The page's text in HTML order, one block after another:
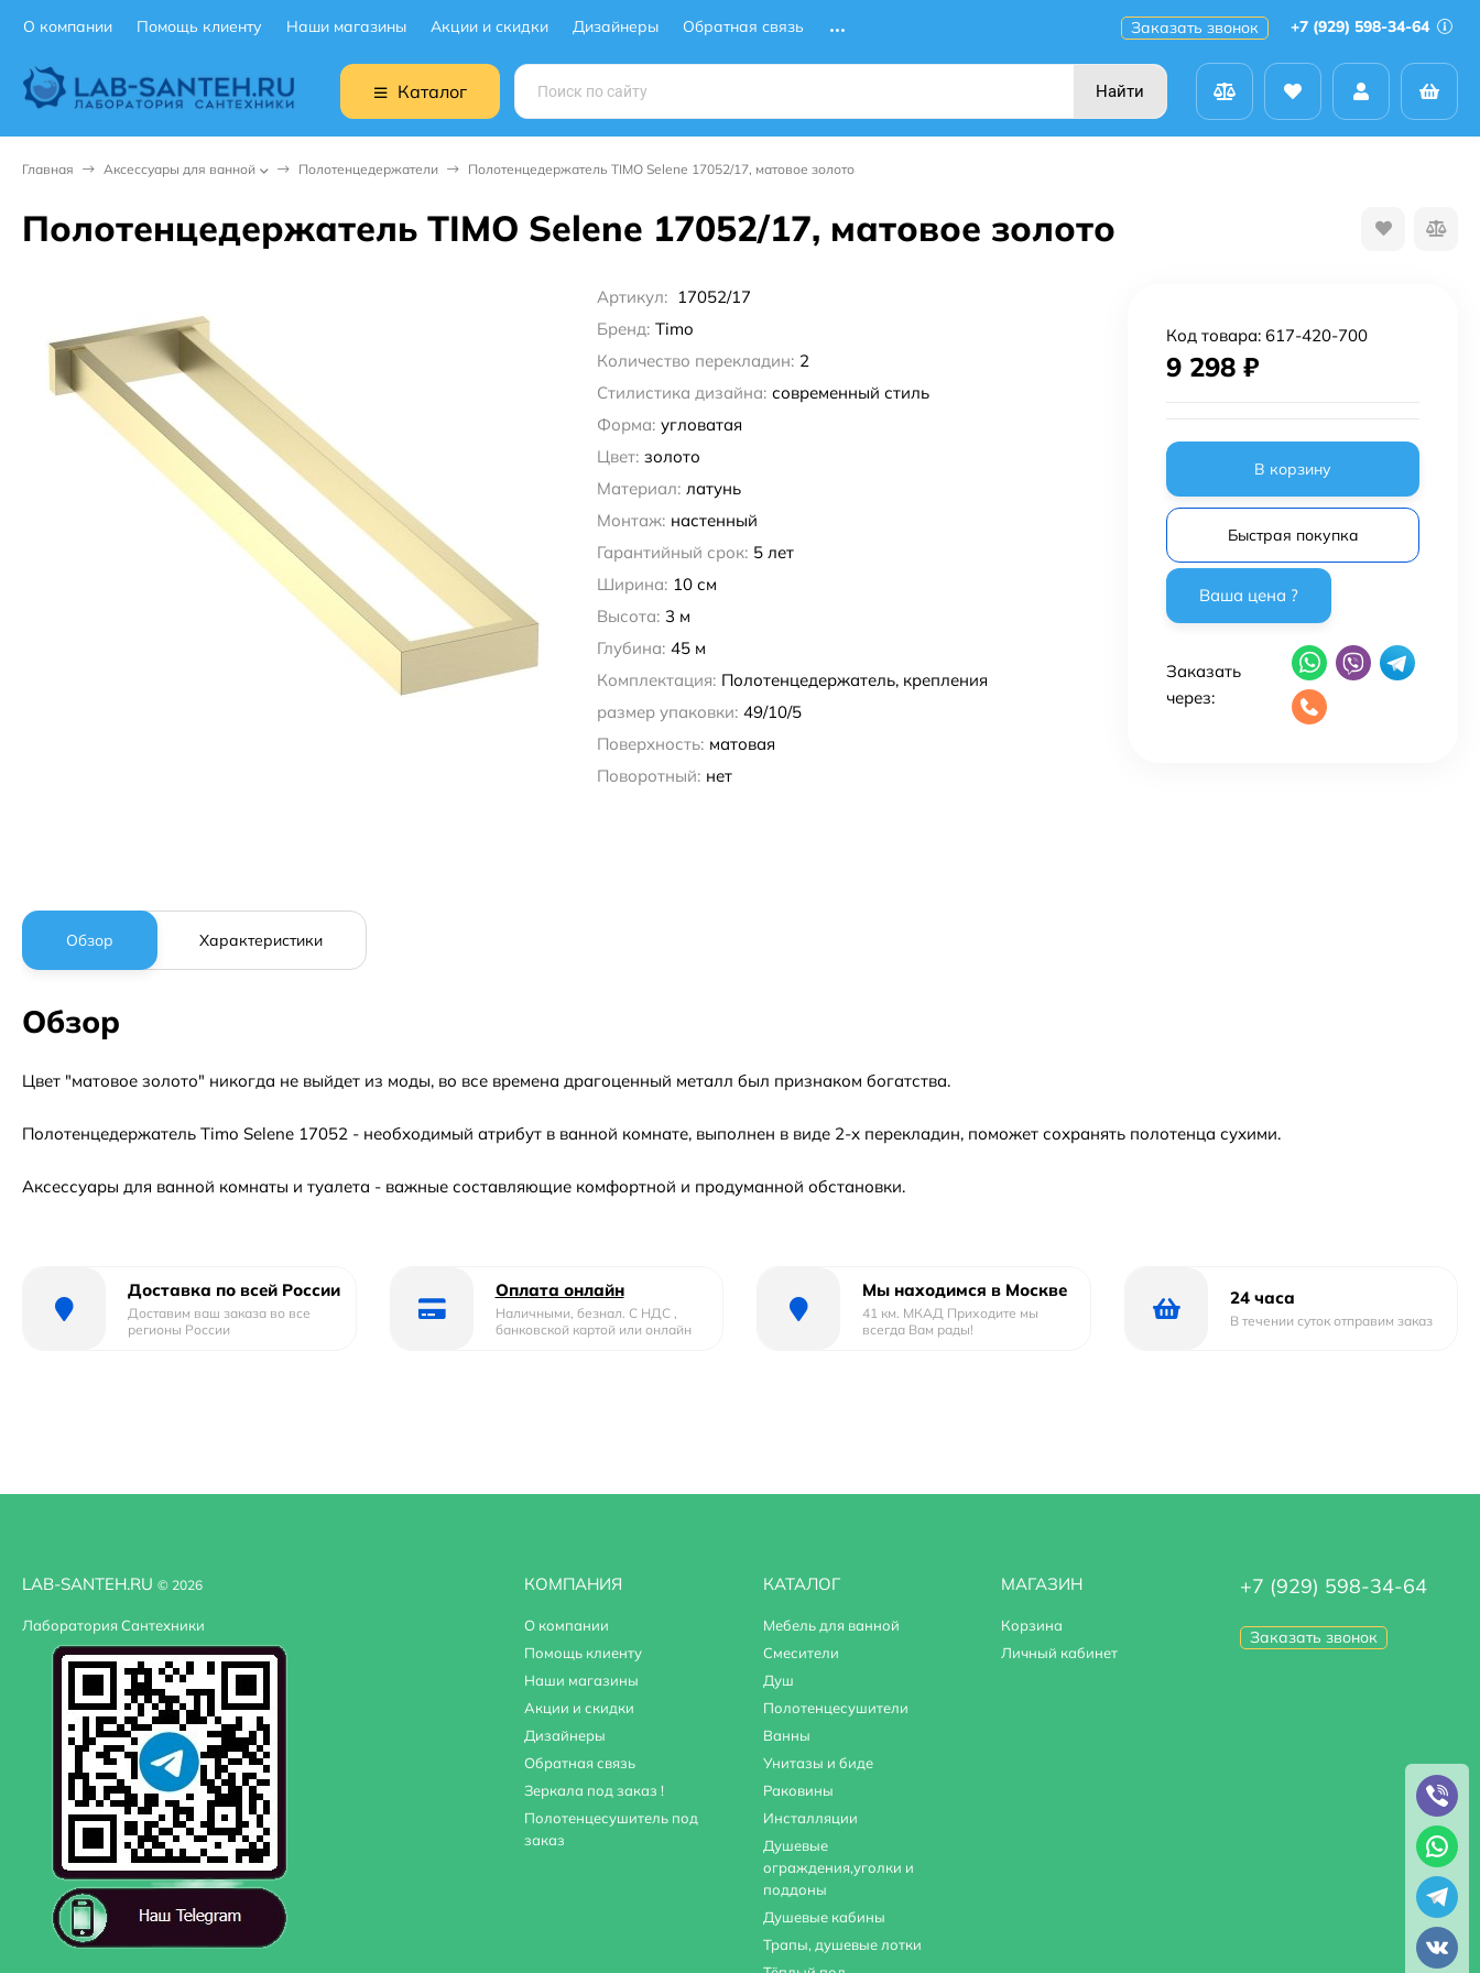
О компании Помощь клиенту Наши магазины Акции и скидки Дизайнеры Обратная связь Заказать звонок +7 (929) 598-34-64
Каталог Найти
Главная Аксессуары для ванной Полотенцедержатели Полотенцедержатель TIMO Selene 17052/17, матовое золото
Полотенцедержатель TIMO Selene 17052/17, матовое золото
Артикул: 17052/17
Бренд: Timo
Количество перекладин: 2
Стилистика дизайна: современный стиль
Форма: угловатая
Цвет: золото
Материал: латунь
Монтаж: настенный
Гарантийный срок: 5 лет
Ширина: 10 см
Высота: 3 м
Глубина: 45 м
Комплектация: Полотенцедержатель, крепления
размер упаковки: 49/10/5
Поверхность: матовая
Поворотный: нет
Код товара: 617-420-700
9 298 ₽
В корзину
Быстрая покупка
Заказать
через:
Обзор Характеристики
Обзор
Цвет "матовое золото" никогда не выйдет из моды, во все времена драгоценный металл был признаком богатства.
Полотенцедержатель Timo Selene 17052 - необходимый атрибут в ванной комнате, выполнен в виде 2-х перекладин, поможет сохранять полотенца сухими.
Аксессуары для ванной комнаты и туалета - важные составляющие комфортной и продуманной обстановки.
Доставка по всей России
Доставим ваш заказа во все
регионы России
Оплата онлайн
Наличными, безнал. С НДС ,
банковской картой или онлайн
Мы находимся в Москве
41 км. МКАД Приходите мы
всегда Вам рады!
24 часа
В течении суток отправим заказ
LAB-SANTEH.RU © 2026
Лаборатория Сантехники
КОМПАНИЯ
О компании
Помощь клиенту
Наши магазины
Акции и скидки
Дизайнеры
Обратная связь
Зеркала под заказ !
Полотенцесушитель под
заказ
КАТАЛОГ
Мебель для ванной
Смесители
Душ
Полотенцесушители
Ванны
Унитазы и биде
Раковины
Инсталляции
Душевые
ограждения,уголки и
поддоны
Душевые кабины
Трапы, душевые лотки
МАГАЗИН
Корзина
Личный кабинет
+7 (929) 598-34-64
Заказать звонок